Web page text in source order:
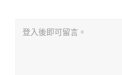
登入後即可留言。